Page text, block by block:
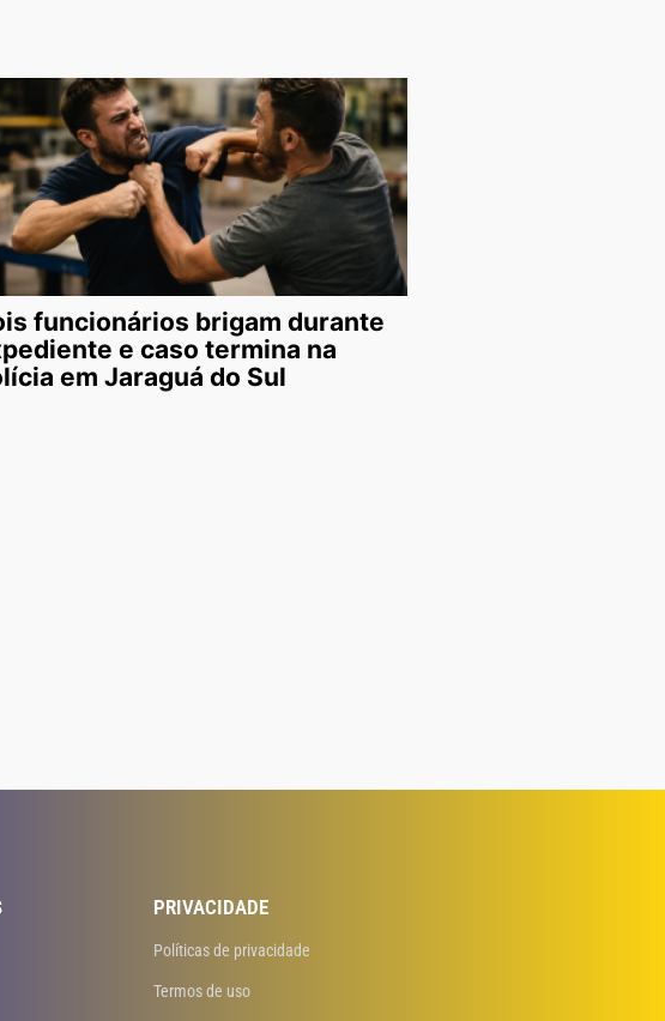
funcionários brigam durante
e caso termina na
em Jaraguá do Sul
PRIVACIDADE
Políticas de privacidade
Termos de uso